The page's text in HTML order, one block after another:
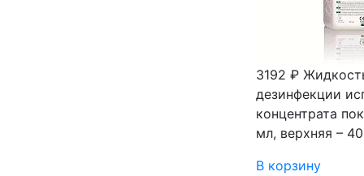
3192 ₽
дезинфекции
концентрата
мл, верхняя –
В корзину